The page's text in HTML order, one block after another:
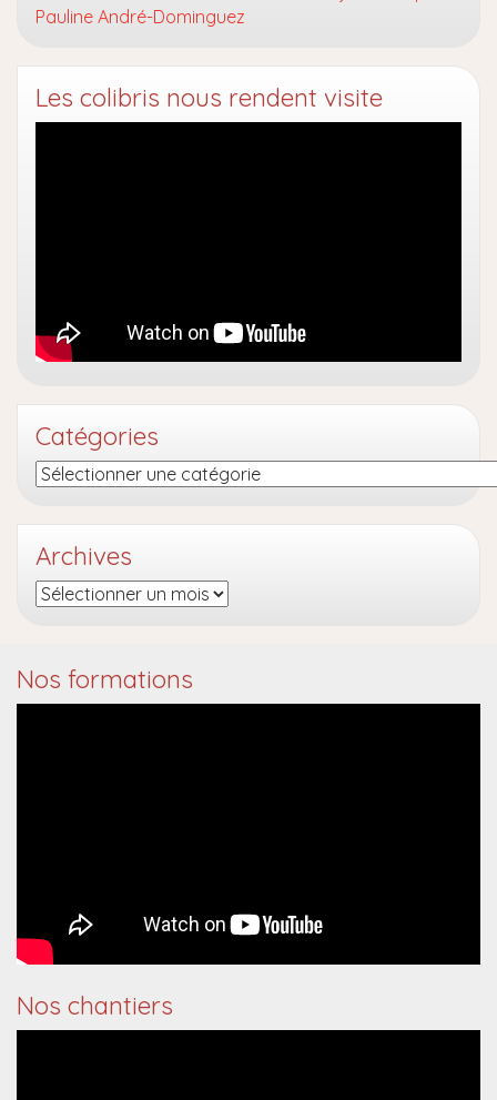
Pauline André-Dominguez
Les colibris nous rendent visite
Catégories
Catégories
Archives
Archives
Nos formations
Nos chantiers